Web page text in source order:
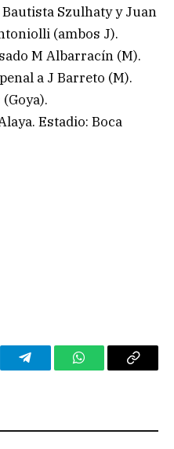
Szulhaty y Juan
(ambos J).
M Albarracín (M).
a J Barreto (M).
Estadio: Boca
TelegramWhatsAppCopy